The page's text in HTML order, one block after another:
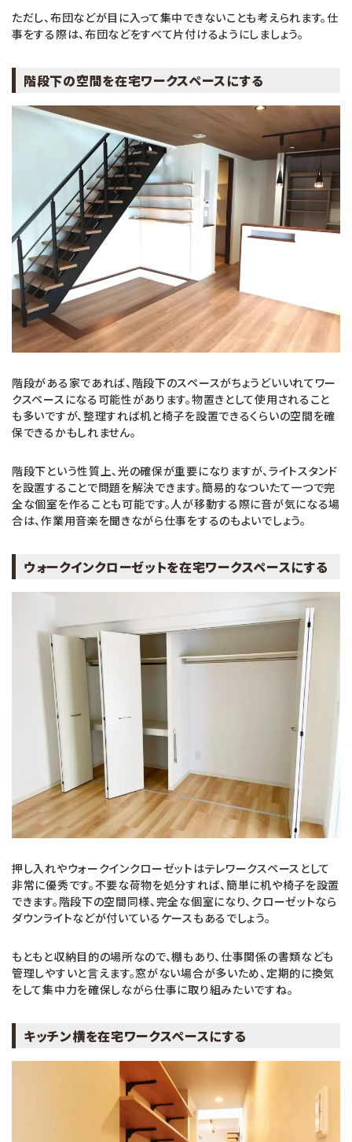
ただし、布団などが目に入って集中できないことも考えられます。仕
事をする際は、布団などをすべて片付けるようにしましょう。
階段下の空間を在宅ワークスペースにする
階段がある家であれば、階段下のスペースがちょうどいいれてワー
クスペースになる可能性があります。物置きとして使用されること
も多いですが、整理すれば机と椅子を設置できるくらいの空間を確
保できるかもしれません。
階段下という性質上、光の確保が重要になりますが、ライトスタンド
を設置することで問題を解決できます。簡易的なついたて一つで完
全な個室を作ることも可能です。人が移動する際に音が気になる場
合は、作業用音楽を聞きながら仕事をするのもよいでしょう。
ウォークインクローゼットを在宅ワークスペースにする
押し入れやウォークインクローゼットはテレワークスペースとして
非常に優秀です。不要な荷物を処分すれば、簡単に机や椅子を設置
できます。階段下の空間同様、完全な個室になり、クローゼットなら
ダウンライトなどが付いているケースもあるでしょう。
もともと収納目的の場所なので、棚もあり、仕事関係の書類なども
管理しやすいと言えます。窓がない場合が多いため、定期的に換気
をして集中力を確保しながら仕事に取り組みたいですね。
キッチン横を在宅ワークスペースにする